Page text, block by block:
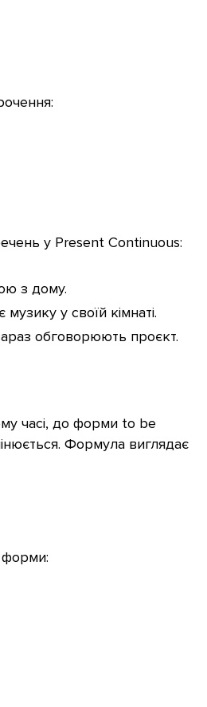
у Present Continuous:
з дому.
у своїй кімнаті.
обговорюють проєкт.
часі, до форми to be
Формула виглядає
форми: